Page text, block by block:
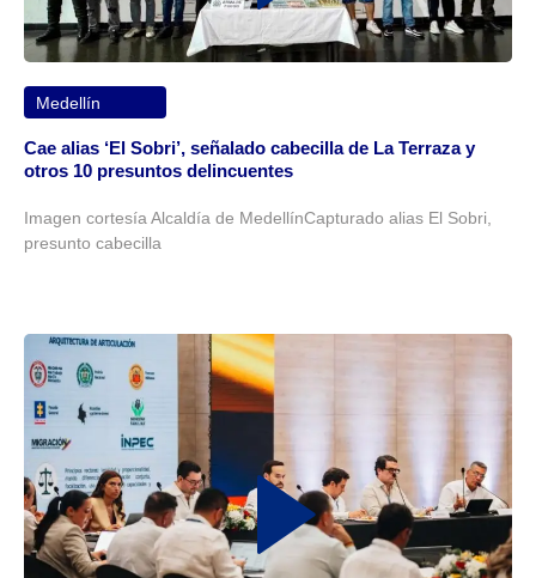
Medellín
Cae alias ‘El Sobri’, señalado cabecilla de La Terraza y
otros 10 presuntos delincuentes
Imagen cortesía Alcaldía de MedellínCapturado alias El Sobri,
presunto cabecilla